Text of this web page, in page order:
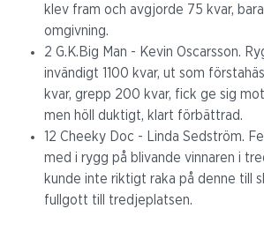
klev fram och avgjorde 75 kvar,
omgivning.
2 G.K.Big Man - Kevin Oscarsson.
invändigt 1100 kvar, ut som
kvar, grepp 200 kvar, fick ge sig
men höll duktigt, klart förbättrad.
12 Cheeky Doc - Linda Sedström.
med i rygg på blivande vinnaren i
kunde inte riktigt raka på denne till
fullgott till tredjeplatsen.